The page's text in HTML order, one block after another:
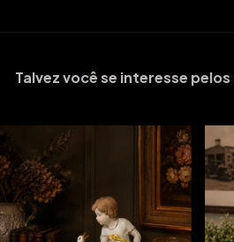
Talvez você se interesse